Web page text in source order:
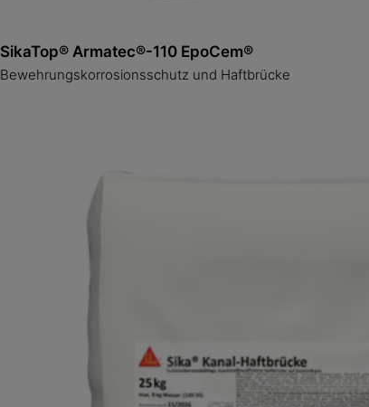
SikaTop® Armatec®-110 EpoCem®
Bewehrungskorrosionsschutz und Haftbrücke